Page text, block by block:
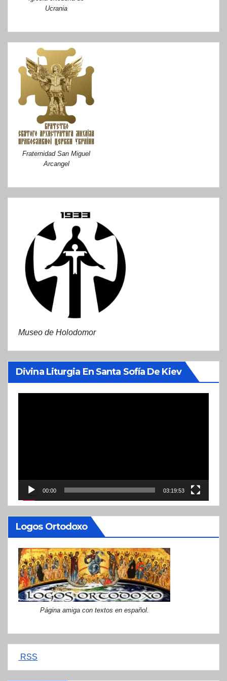
Ucrania
Fraternidad San Miguel
Arcangel
Museo de Holodomor
Divina Liturgia En Santa Sofía De Kiev
00:00 03:19:53
Logos Ortodoxo
Página amiga con textos en español.
RSS